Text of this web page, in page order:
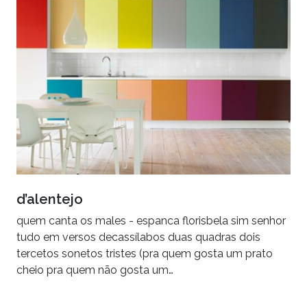
d’alentejo
quem canta os males - espanca florisbela sim senhor
tudo em versos decassílabos duas quadras dois
tercetos sonetos tristes (pra quem gosta um prato
cheio pra quem não gosta um…